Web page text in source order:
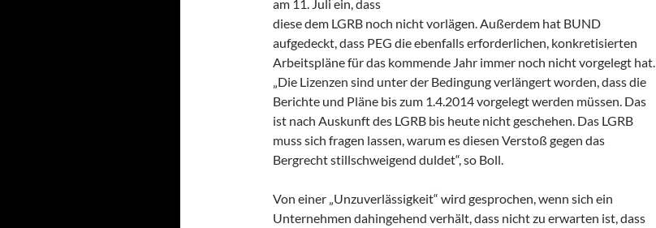
am 11. Juli ein, dass
diese dem LGRB noch nicht vorlägen. Außerdem hat BUND
aufgedeckt, dass PEG die ebenfalls erforderlichen, konkretisierten
Arbeitspläne für das kommende Jahr immer noch nicht vorgelegt hat.
„Die Lizenzen sind unter der Bedingung verlängert worden, dass die
Berichte und Pläne bis zum 1.4.2014 vorgelegt werden müssen. Das
ist nach Auskunft des LGRB bis heute nicht geschehen. Das LGRB
muss sich fragen lassen, warum es diesen Verstoß gegen das
Bergrecht stillschweigend duldet“, so Boll.
Von einer „Unzuverlässigkeit“ wird gesprochen, wenn sich ein
Unternehmen dahingehend verhält, dass nicht zu erwarten ist, dass